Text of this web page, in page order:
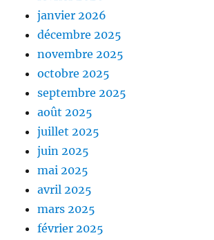
janvier 2026
décembre 2025
novembre 2025
octobre 2025
septembre 2025
août 2025
juillet 2025
juin 2025
mai 2025
avril 2025
mars 2025
février 2025